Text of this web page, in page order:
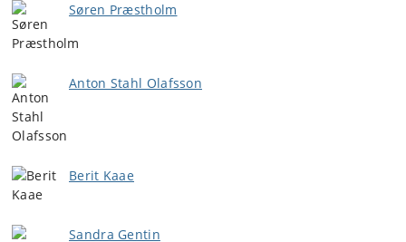
Søren Præstholm
Anton Stahl Olafsson
Berit Kaae
Sandra Gentin